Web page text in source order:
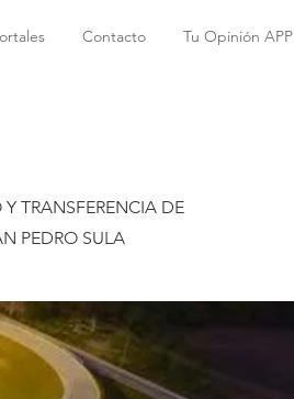
Contacto Tu Opinión APP
TRANSFERENCIA DE
PEDRO SULA